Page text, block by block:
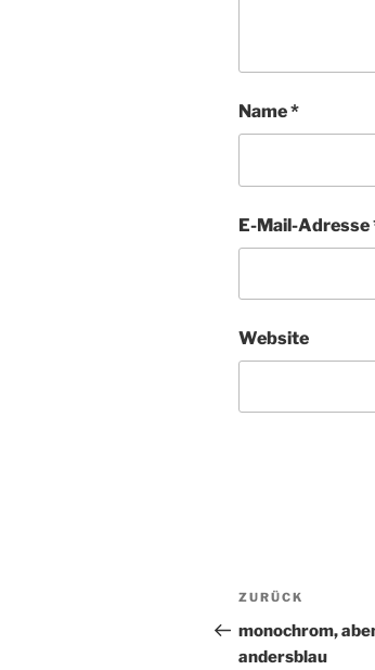
Name*
E-Mail-Adresse
Website
Vorheriger
Beitrag
ZURÜCK
monochrom,
andersblau